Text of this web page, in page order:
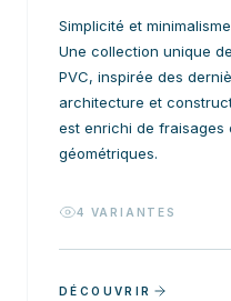
Simplicité et
Une collection unique
PVC, inspirée des
architecture et
est enrichi de fraisages
géométriques.
4 VARIANTES
DÉCOUVRIR